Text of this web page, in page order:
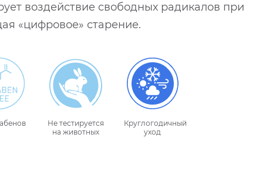
воздействие свободных радикалов при
«цифровое» старение.
Не тестируется
на животных
Круглогодичный
уход